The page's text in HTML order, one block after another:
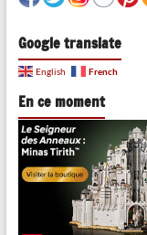
Google translate
English French
En ce moment